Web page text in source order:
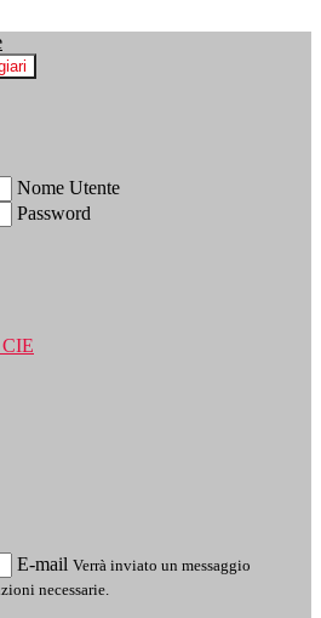
Nome Utente
Password
E-mail Verrà inviato un messaggio
necessarie.